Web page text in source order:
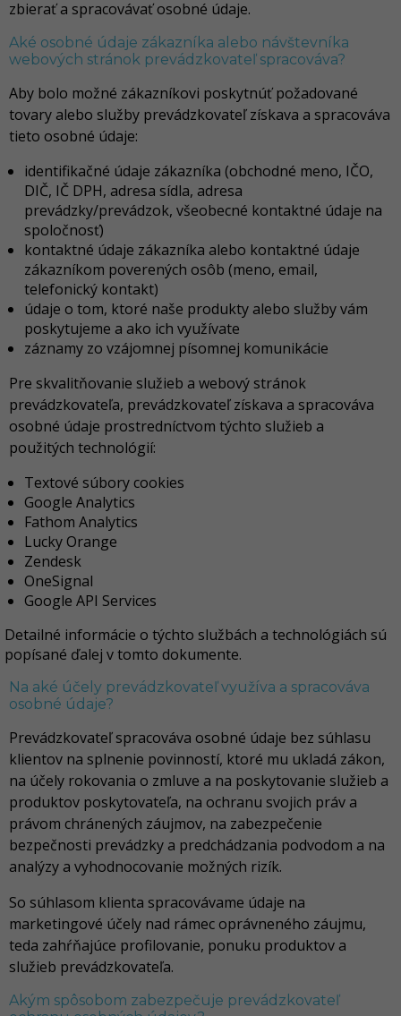
zbierať a spracovávať osobné údaje.
Aké osobné údaje zákazníka alebo návštevníka
webových stránok prevádzkovateľ spracováva?
Aby bolo možné zákazníkovi poskytnúť požadované
tovary alebo služby prevádzkovateľ získava a spracováva
tieto osobné údaje:
identifikačné údaje zákazníka (obchodné meno, IČO,
DIČ, IČ DPH, adresa sídla, adresa
prevádzky/prevádzok, všeobecné kontaktné údaje na
spoločnosť)
kontaktné údaje zákazníka alebo kontaktné údaje
zákazníkom poverených osôb (meno, email,
telefonický kontakt)
údaje o tom, ktoré naše produkty alebo služby vám
poskytujeme a ako ich využívate
záznamy zo vzájomnej písomnej komunikácie
Pre skvalitňovanie služieb a webový stránok
prevádzkovateľa, prevádzkovateľ získava a spracováva
osobné údaje prostredníctvom týchto služieb a
použitých technológií:
Textové súbory cookies
Google Analytics
Fathom Analytics
Lucky Orange
Zendesk
OneSignal
Google API Services
Detailné informácie o týchto službách a technológiách sú
popísané ďalej v tomto dokumente.
Na aké účely prevádzkovateľ využíva a spracováva
osobné údaje?
Prevádzkovateľ spracováva osobné údaje bez súhlasu
klientov na splnenie povinností, ktoré mu ukladá zákon,
na účely rokovania o zmluve a na poskytovanie služieb a
produktov poskytovateľa, na ochranu svojich práv a
právom chránených záujmov, na zabezpečenie
bezpečnosti prevádzky a predchádzania podvodom a na
analýzy a vyhodnocovanie možných rizík.
So súhlasom klienta spracovávame údaje na
marketingové účely nad rámec oprávneného záujmu,
teda zahŕňajúce profilovanie, ponuku produktov a
služieb prevádzkovateľa.
Akým spôsobom zabezpečuje prevádzkovateľ